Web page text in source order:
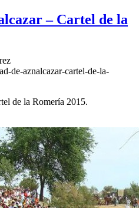
– Cartel de la
de-aznalcazar-cartel-de-la-
de la Romería 2015.